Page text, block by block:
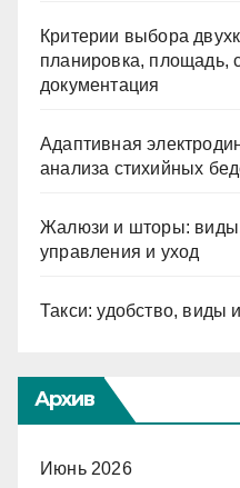
Критерии выбора
планировка, площадь,
документация
Адаптивная
анализа стихийных
Жалюзи и шторы:
управления и уход
Такси: удобство, виды
Архив
Июнь 2026